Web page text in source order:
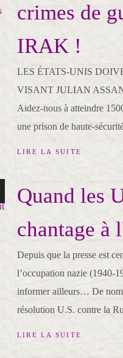
crimes de
IRAK !
LES ÉTATS-UNIS
VISANT JULIAN
Aidez-nous à atteindre
une prison de haute-
LIRE LA SUITE
Quand les
chantage à
Depuis que la presse est
l’occupation nazie (1940-
informer ailleurs… De
résolution U.S. contre la
LIRE LA SUITE